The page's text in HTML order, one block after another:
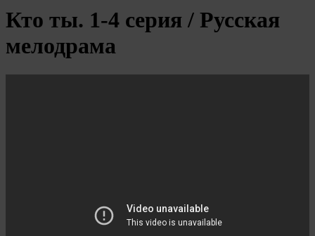
Кто ты. 1-4 серия / Русская
мелодрама